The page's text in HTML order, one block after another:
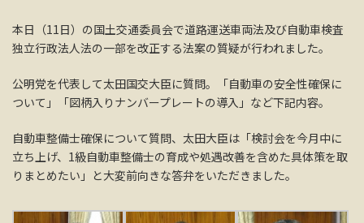
本日（11日）の国土交通委員会で道路運送車両法及び自動車検査
独立行政法人法の一部を改正する法案の質疑が行われました。
公明党を代表して太田国交大臣に質問。「自動車の安全性確保に
ついて」「図柄入りナンバープレートの導入」など下記内容。
自動車整備士確保について質問、太田大臣は「検討会を今月中に
立ち上げ、1級自動車整備士の育成や処遇改善を含めた具体策を取
りまとめたい」と大変前向きな答弁をいただきました。